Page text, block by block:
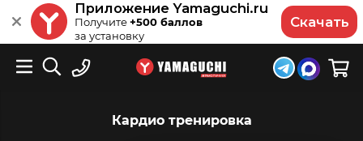
Приложение Yamaguchi.ru
Получите +500 баллов
за установку
Скачать
Кардио тренировка